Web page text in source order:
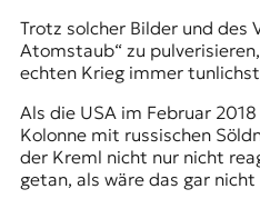
Trotz solcher Bilder und des
Atomstaub“zu
echten Krieg immer
Als die USA im Februar
Kolonne mit russischen
der Kreml nicht nur nicht
getan, als wäre das gar